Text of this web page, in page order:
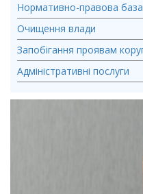
Нормативно-правова база
Очищення влади
Запобігання проявам
Адміністративні послуги